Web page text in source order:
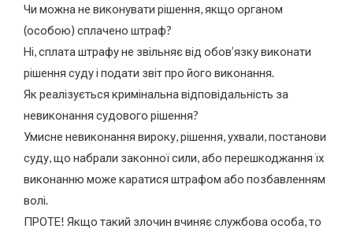
Чи можна не виконувати рішення, якщо органом
(особою) сплачено штраф?
Ні, сплата штрафу не звільняє від обов’язку виконати
рішення суду і подати звіт про його виконання.
Як реалізується кримінальна відповідальність за
невиконання судового рішення?
Умисне невиконання вироку, рішення, ухвали, постанови
суду, що набрали законної сили, або перешкоджання їх
виконанню може каратися штрафом або позбавленням
волі.
ПРОТЕ! Якщо такий злочин вчиняє службова особа, то